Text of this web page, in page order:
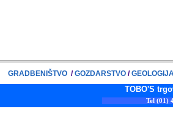
GRADBENIŠTVO /GOZDARSTVO/
TOBO'S trgovina
Tel (01) 43-32-